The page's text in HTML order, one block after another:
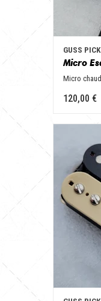
GUSS
Micro
Micro
120,00 €